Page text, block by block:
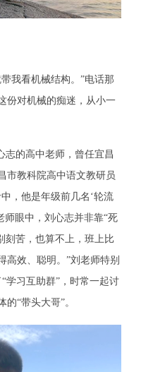
我看机械结构。”电话那
份对机械的痴迷，从小一
志的高中老师，曾任宜昌
市教科院高中语文教研员
，他是年级前几名‘轮流
师眼中，刘心志并非靠“死
刻苦，也算不上，班上比
高效、聪明。”刘老师特别
学习互助群”，时常一起讨
“带头大哥”。